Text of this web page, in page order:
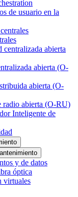
de usuario en la
centralizada abierta
abierta (O-
abierta (O-
radio abierta (O-RU)
Inteligente de
y de datos
óptica
virtuales